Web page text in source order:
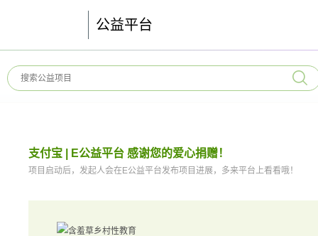
公益平台
支付宝 | E公益平台 感谢您的爱心捐赠！
项目启动后，发起人会在E公益平台发布项目进展，多来平台上看看哦！